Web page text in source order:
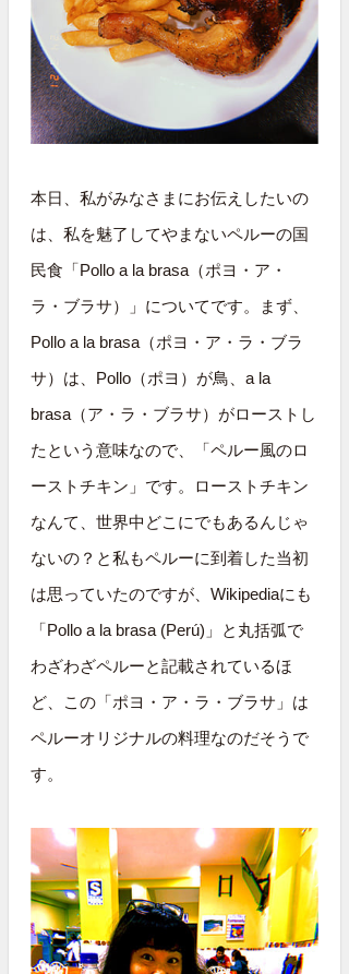
本日、私がみなさまにお伝えしたいの
は、私を魅了してやまないペルーの国
民食「Pollo a la brasa（ポヨ・ア・
ラ・ブラサ）」についてです。まず、
Pollo a la brasa（ポヨ・ア・ラ・ブラ
サ）は、Pollo（ポヨ）が鳥、a la
brasa（ア・ラ・ブラサ）がローストし
たという意味なので、「ペルー風のロ
ーストチキン」です。ローストチキン
なんて、世界中どこにでもあるんじゃ
ないの？と私もペルーに到着した当初
は思っていたのですが、Wikipediaにも
「Pollo a la brasa (Perú)」と丸括弧で
わざわざペルーと記載されているほ
ど、この「ポヨ・ア・ラ・ブラサ」は
ペルーオリジナルの料理なのだそうで
す。